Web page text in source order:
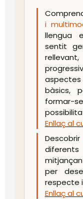
i
llengua
sentit
bàsics,
formar-
Enllaç al
Descobrir
per
respecte
Enllaç al